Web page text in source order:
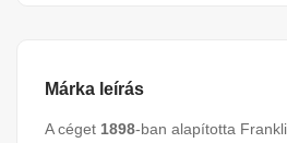
Márka leírás
A céget 1898-ban alapította